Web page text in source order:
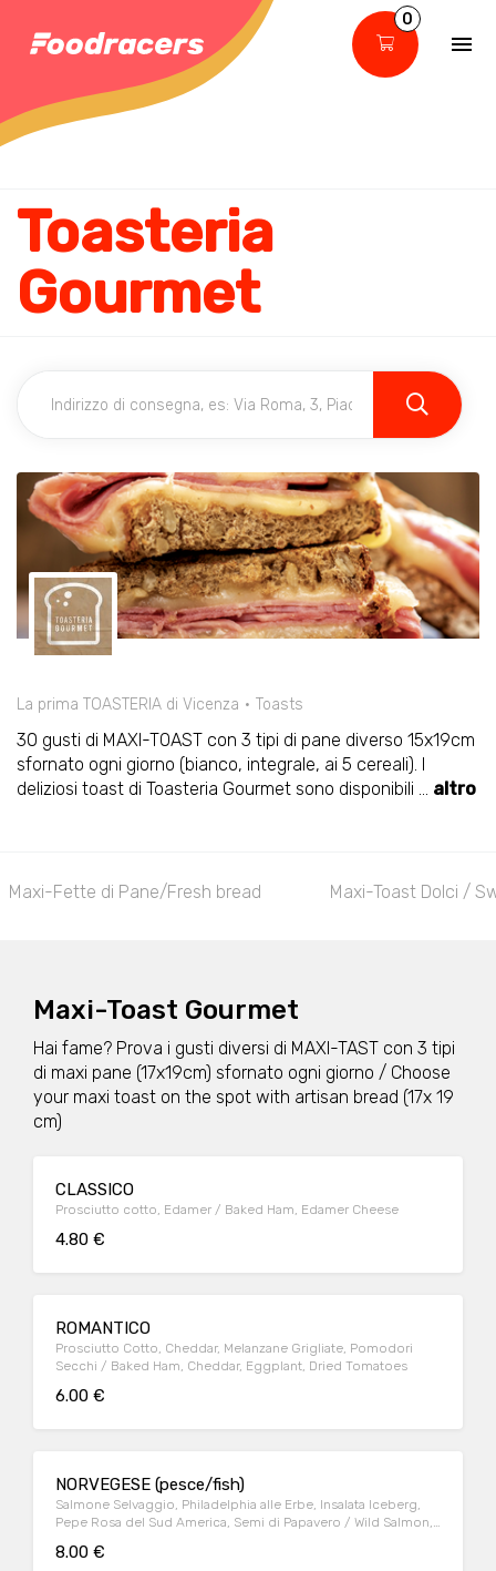
0
Toasteria
Gourmet
La prima TOASTERIA di Vicenza Toasts
30 gusti di MAXI-TOAST con 3 tipi di pane diverso 15x19cm
sfornato ogni giorno (bianco, integrale, ai 5 cereali). I
deliziosi toast di Toasteria Gourmet sono disponibili ... altro
Maxi-Fette di Pane/Fresh bread Maxi-Toast Dolci /
Maxi-Toast Gourmet
Hai fame? Prova i gusti diversi di MAXI-TAST con 3 tipi
di maxi pane (17x19cm) sfornato ogni giorno / Choose
your maxi toast on the spot with artisan bread (17x 19
cm)
CLASSICO
Prosciutto cotto, Edamer / Baked Ham, Edamer Cheese
4.80 €
ROMANTICO
Prosciutto Cotto, Cheddar, Melanzane Grigliate, Pomodori
Secchi / Baked Ham, Cheddar, Eggplant, Dried Tomatoes
6.00 €
NORVEGESE (pesce/fish)
Salmone Selvaggio, Philadelphia alle Erbe, Insalata Iceberg,
Pepe Rosa del Sud America, Semi di Papavero / Wild Salmon,
8.00 €